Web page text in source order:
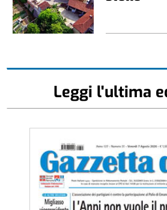
Leggi l'ultima